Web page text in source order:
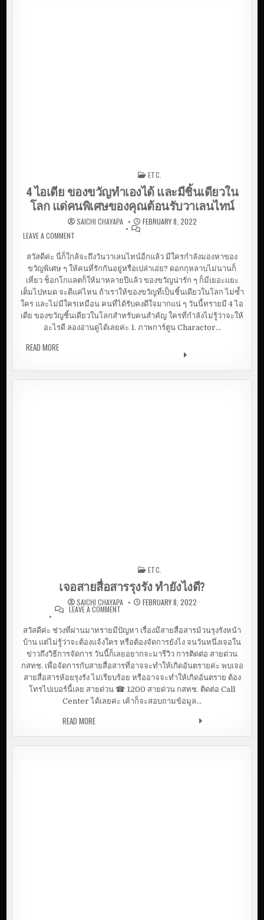
ETC.
4 ไอเดีย ของขวัญทำเองได้ และมีชิ้นเดียวใน
โลก แด่คนพิเศษของคุณต้อนรับวาเลนไทน์
SAICHI CHAYAPA
FEBRUARY 8, 2022
LEAVE A COMMENTON 4 ไอเดีย ของขวัญทำเองได้ และมีชิ้นเดียวในโลก แด่
สวัสดีค่ะ นี่ก็ใกล้จะถึงวันวาเลนไทน์อีกแล้ว มีใครกำลังมองหาของ
ขวัญพิเศษ ๆ ให้คนที่รักกันอยู่หรือเปล่าเอ่ย? ดอกกุหลาบไม่นานก็
เหี่ยว ช็อกโกแลตก็ให้มาหลายปีแล้ว ของขวัญน่ารัก ๆ ก็มีเยอะแยะ
เต็มไปหมด จะดีแค่ไหน ถ้าเราให้ของขวัญที่เป็นชิ้นเดียวในโลก ไม่ซ้ำ
ใคร และไม่มีใครเหมือน คนที่ได้รับคงดีใจมากแน่ ๆ วันนี้ทรายมี 4 ไอ
เดีย ของขวัญชิ้นเดียวในโลกสำหรับคนสำคัญ ใครที่กำลังไม่รู้ว่าจะให้
อะไรดี ลองอ่านดูได้เลยค่ะ 1. ภาพการ์ตูน Charactor…
READ MORE4 ไอเดีย ของขวัญทำเองได้ และมีชิ้นเดียวในโลก แด่คน
ETC.
เจอสายสื่อสารรุงรัง ทำยังไงดี?
SAICHI CHAYAPA FEBRUARY 8, 2022
LEAVE A COMMENT ON เจอสายสื่อสารรุงรัง ทำยังไง
สวัสดีค่ะ ช่วงที่ผ่านมาทรายมีปัญหา เรื่องมีสายสื่อสารม้วนรุงรังหน้า
บ้าน แต่ไม่รู้ว่าจะต้องแจ้งใคร หรือต้องจัดการยังไง จนวันหนึ่งเจอใน
ข่าวถึงวิธีการจัดการ วันนี้ก็เลยอยากจะมารีวิว การติดต่อ สายด่วน
กสทช. เพื่อจัดการกับสายสื่อสารที่อาจจะทำให้เกิดอันตรายค่ะ พบเจอ
สายสื่อสารห้อยรุงรัง ไม่เรียบร้อย หรืออาจจะทำให้เกิดอันตราย ต้อง
โทรไปเบอร์นี้เลย สายด่วน ☎ 1200 สายด่วน กสทช. ติดต่อ Call
Center ได้เลยค่ะ เค้าก็จะสอบถามข้อมูล…
READ MOREเจอสายสื่อสารรุงรัง ทำยังไงดี?